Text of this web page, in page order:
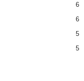
6
6
5
5